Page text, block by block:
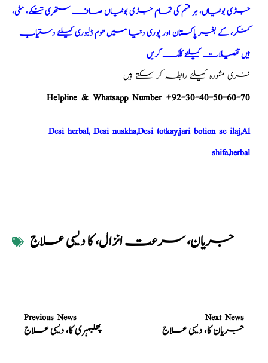
جڑی بوٹیاں، ہر قسم کی تمام جڑی بوٹیاں صاف ستھری تنکے، مٹی،
کنکر، کے بغیر پاکستان اور پوری دنیا میں ھوم ڈلیوری کیلئے دستیاب
ہیں تفصیلات کیلئے کلک کریں
فری مشورہ کیلئے رابطہ کر سکتے ہیں
Helpline & Whatsapp Number +92-30-40-50-60-70
Desi herbal, Desi nuskha,Desi totkay,jari botion se ilaj,Al
shifa,herbal
جریان، سرعت انزال، کا دیسی علاج
Previous News
پھلبہری کا، دیسی علاج
Next News
جریان کا، دیسی علاج